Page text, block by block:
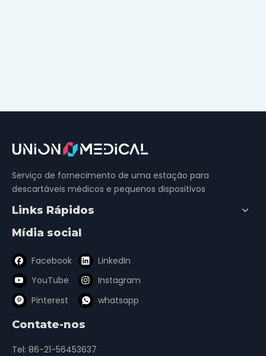
Serviço de fornecimento de uma estação para
descartáveis ​​médicos e pequenos dispositivos
Links Rápidos
Mídia social
Facebook
LinkedIn
YouTube
Instagram
Pinterest
whatsapp
Contate-nos
Tel: 86-21-56453637